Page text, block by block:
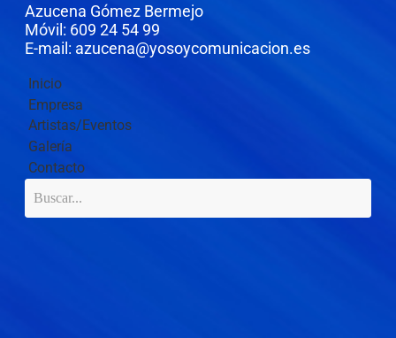
Azucena Gómez Bermejo
Móvil: 609 24 54 99
E-mail: azucena@yosoycomunicacion.es
Inicio
Empresa
Artistas/Eventos
Galería
Contacto